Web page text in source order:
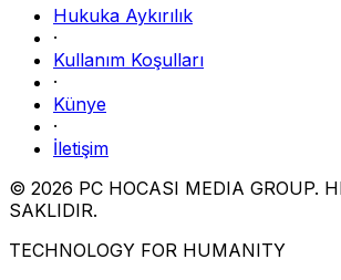
Hukuka Aykırılık
·
Kullanım Koşulları
·
Künye
·
İletişim
© 2026 PC HOCASI MEDIA GROUP.
SAKLIDIR.
TECHNOLOGY FOR HUMANITY